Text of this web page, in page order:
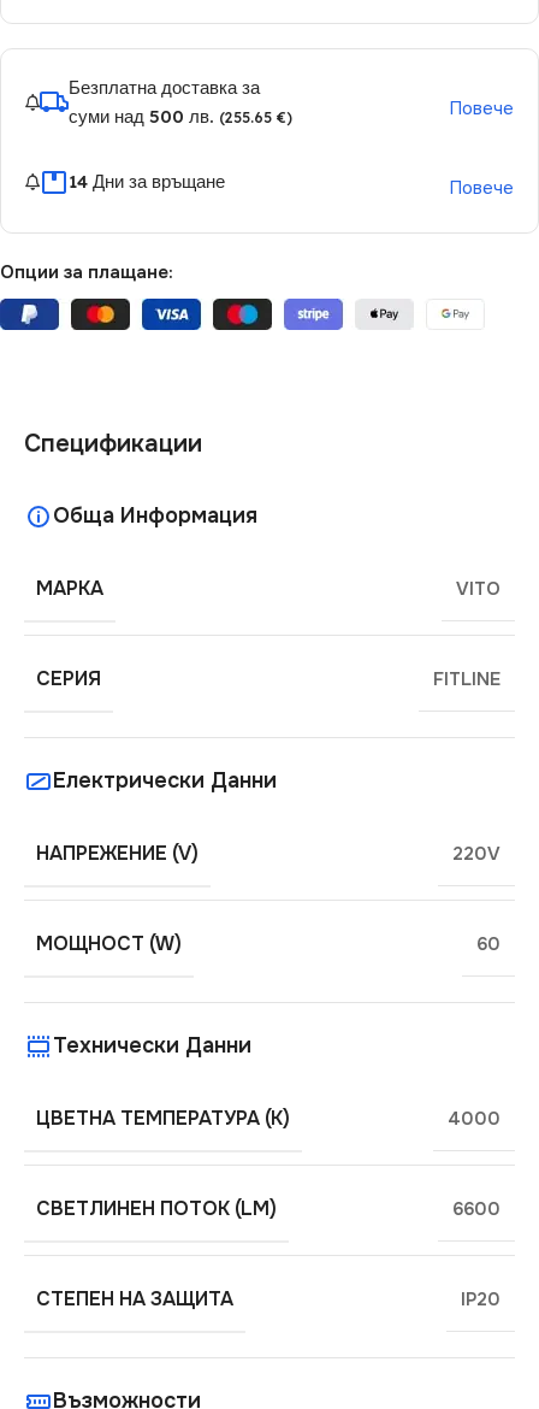
Безплатна доставка за
суми над 500 лв. (255.65 €) Повече
14 Дни за връщане Повече
Опции за плащане:
Спецификации
Обща Информация
МАРКА VITO
СЕРИЯ FITLINE
Електрически Данни
НАПРЕЖЕНИЕ (V) 220V
МОЩНОСТ (W) 60
Технически Данни
ЦВЕТНА ТЕМПЕРАТУРА (K) 4000
СВЕТЛИНЕН ПОТОК (LM) 6600
СТЕПЕН НА ЗАЩИТА IP20
Възможности